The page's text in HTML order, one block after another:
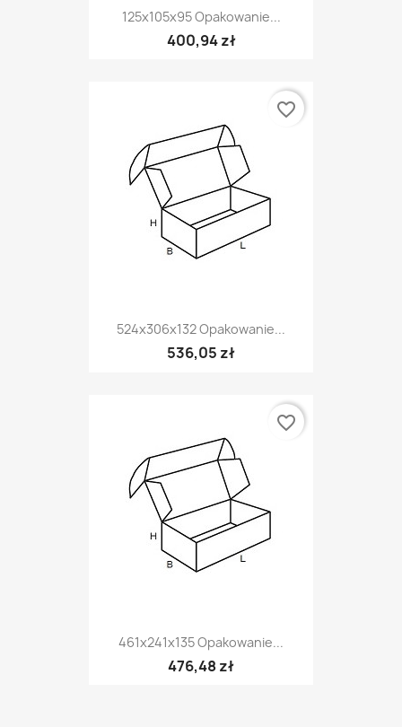
125x105x95 Opakowanie...
400,94 zł
524x306x132 Opakowanie...
536,05 zł
favorite_border
461x241x135 Opakowanie...
476,48 zł
favorite_border